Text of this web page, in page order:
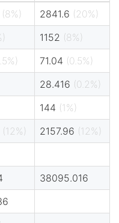
(8%) 2841.6 (20%)
1152 (8%)
71.04 (0.5%)
28.416 (0.2%)
144 (1%)
(12%) 2157.96 (12%)
38095.016